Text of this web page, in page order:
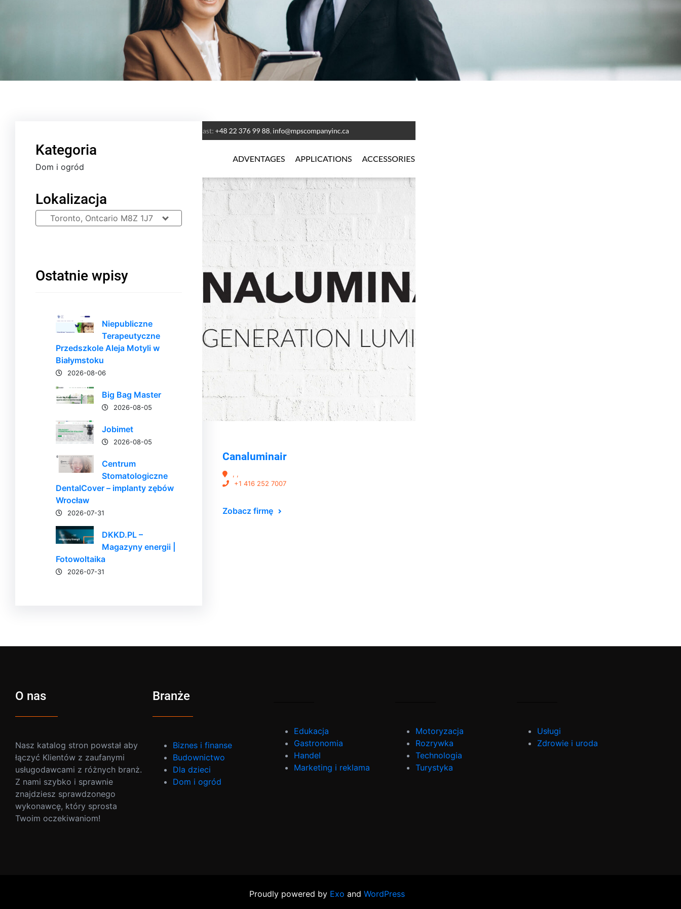
Kategoria
Dom i ogród
Lokalizacja
Toronto, Ontcario M8Z 1J7
Ostatnie wpisy
Niepubliczne
Terapeutyczne
Przedszkole Aleja Motyli w
Białymstoku
2026-08-06
Big Bag Master
2026-08-05
Jobimet
2026-08-05
Centrum
Stomatologiczne
DentalCover – implanty zębów
Wrocław
2026-07-31
DKKD.PL –
Magazyny energii |
Fotowoltaika
2026-07-31
Canaluminair
, ,
+1 416 252 7007
Zobacz firmę
O nas
Nasz katalog stron powstał aby
łączyć Klientów z zaufanymi
usługodawcami z różnych branż.
Z nami szybko i sprawnie
znajdziesz sprawdzonego
wykonawcę, który sprosta
Twoim oczekiwaniom!
Branże
Biznes i finanse
Budownictwo
Dla dzieci
Dom i ogród
Edukacja
Gastronomia
Handel
Marketing i reklama
Motoryzacja
Rozrywka
Technologia
Turystyka
Usługi
Zdrowie i uroda
Proudly powered by Exo and WordPress